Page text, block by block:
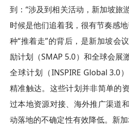
到：“涉及到相关活动，新加坡旅
时候是他们追着我，很有节奏感
种“推着走”的背后，是新加坡会
励计划（SMAP 5.0）和全球会展
全球计划（INSPIRE Global 3.0
精准触达。这些计划并非简单的
过本地资源对接、海外推广渠道
动落地的不确定性有效降低。新